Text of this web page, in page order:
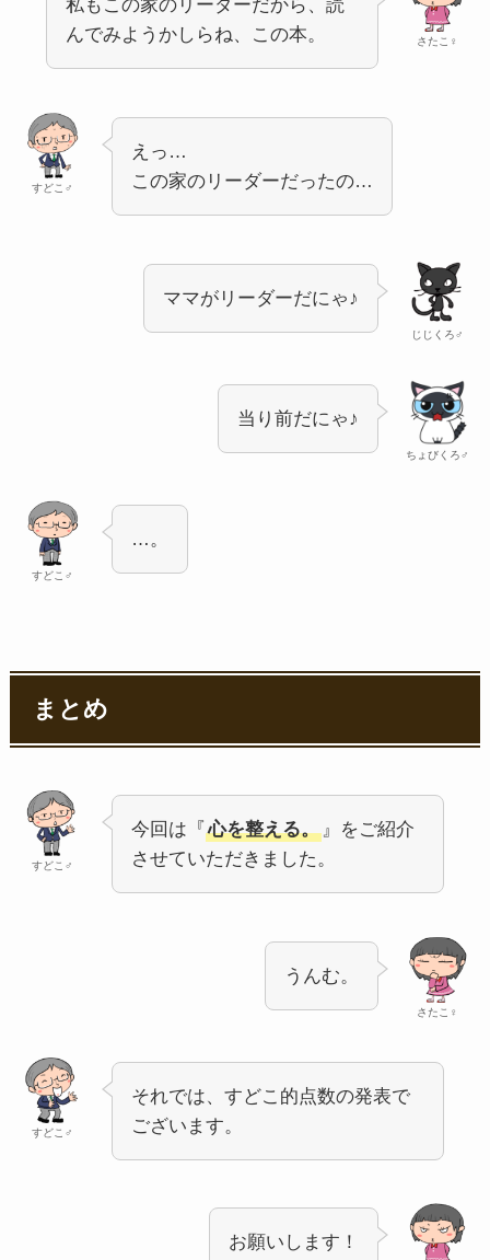
さたこ♀
私もこの家のリーダーだから、読
んでみようかしらね、この本。
すどこ♂
えっ…
この家のリーダーだったの…
じじくろ♂
ママがリーダーだにゃ♪
ちょびくろ♂
当り前だにゃ♪
すどこ♂
…。
まとめ
すどこ♂
今回は『 心を整える。』をご紹介
させていただきました。
さたこ♀
うんむ。
すどこ♂
それでは、すどこ的点数の発表で
ございます。
お願いします！